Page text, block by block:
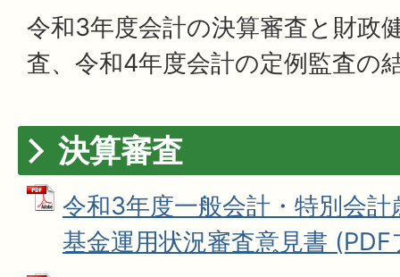
令和3年度会計の決算審査と財政
査、令和4年度会計の定例監査の
決算審査
令和3年度一般会計・特別会
基金運用状況審査意見書